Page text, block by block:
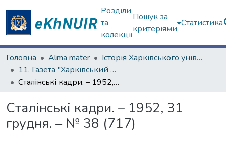
Розділи
та
колекції
Пошук за
критеріями
Статистика
Головна Alma mater
Історія Харківського університету
11. Газета "Харківський університет"
Сталінські кадри. – 1952, 31 грудня. – № 38 (717)
Сталінські кадри. – 1952, 31
грудня. – № 38 (717)